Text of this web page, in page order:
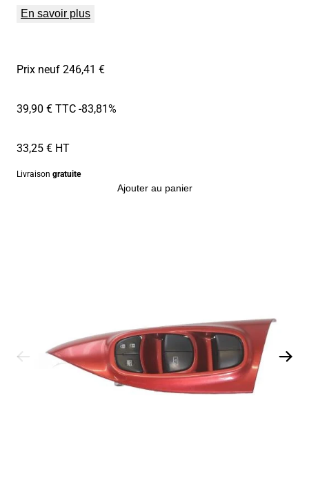
En savoir plus
Prix neuf 246,41 €
39,90 € TTC-83,81%
33,25 € HT
Livraison gratuite
Ajouter au panier